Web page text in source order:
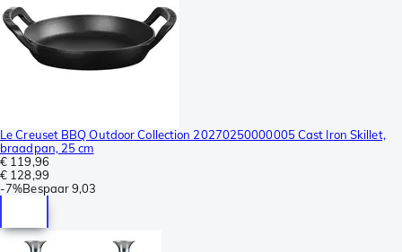
Le Creuset BBQ Outdoor Collection 20270250000005 Cast Iron Skillet,
braadpan, 25 cm
€ 119,96
€ 128,99
-7%Bespaar9,03